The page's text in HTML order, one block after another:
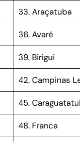
33. Araçatuba
36. Avaré
39. Birigui
42. Campinas
45.
48. Franca